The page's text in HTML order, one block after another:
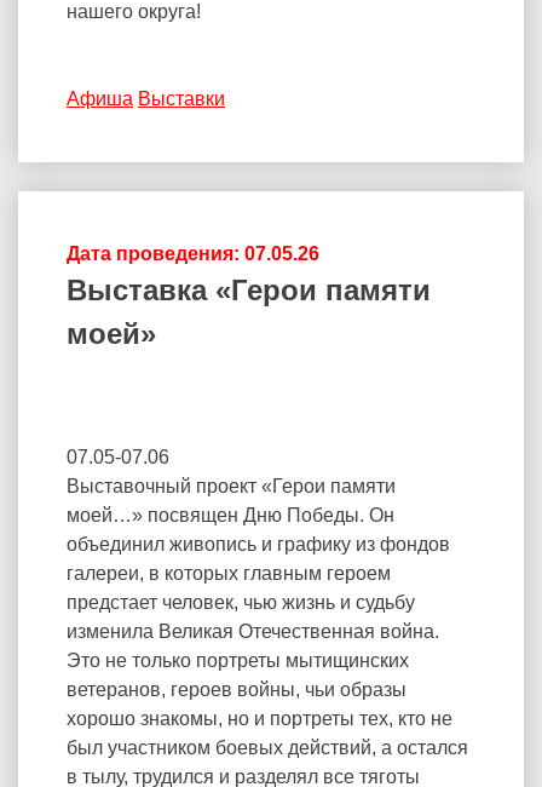
нашего округа!
Афиша Выставки
Дата проведения: 07.05.26
Выставка «Герои памяти
моей»
07.05-07.06
Выставочный проект «Герои памяти
моей…» посвящен Дню Победы. Он
объединил живопись и графику из фондов
галереи, в которых главным героем
предстает человек, чью жизнь и судьбу
изменила Великая Отечественная война.
Это не только портреты мытищинских
ветеранов, героев войны, чьи образы
хорошо знакомы, но и портреты тех, кто не
был участником боевых действий, а остался
в тылу, трудился и разделял все тяготы